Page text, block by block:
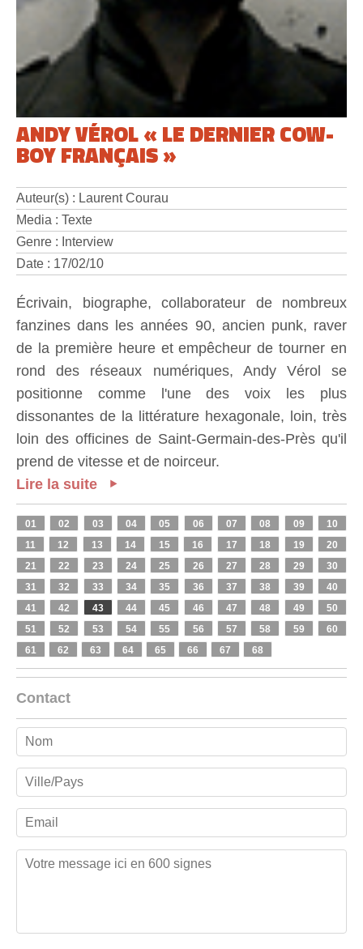
ANDY VÉROL « LE DERNIER COW-
BOY FRANÇAIS »
Auteur(s) : Laurent Courau
Media : Texte
Genre : Interview
Date : 17/02/10
Écrivain, biographe, collaborateur de nombreux
fanzines dans les années 90, ancien punk, raver
de la première heure et empêcheur de tourner en
rond des réseaux numériques, Andy Vérol se
positionne comme l'une des voix les plus
dissonantes de la littérature hexagonale, loin, très
loin des officines de Saint-Germain-des-Près qu'il
prend de vitesse et de noirceur.
Lire la suite
01 02 03 04 05 06 07 08 09
10
11
12 13 14 15 16 17 18 19
20
21
22 23 24 25 26 27 28 29
30
31
32 33 34 35 36 37 38 39
40
41
42 43 44 45 46 47 48 49
50
51
52 53 54 55 56 57 58 59
60
61
62 63 64 65 66 67 68
Contact